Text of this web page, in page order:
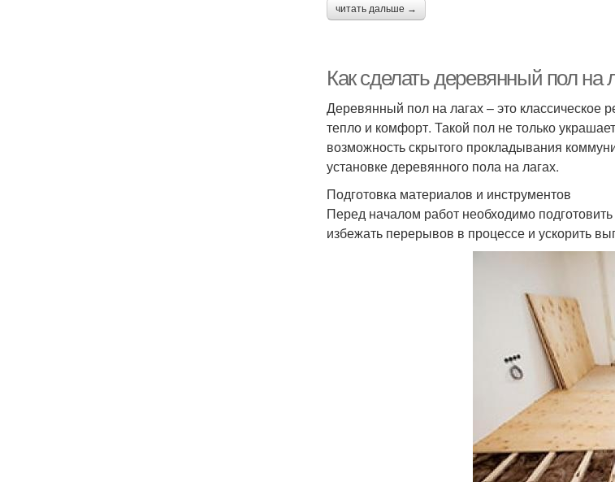
читать дальше →
Как сделать деревянный пол на
Деревянный пол на лагах – это классическое
тепло и комфорт. Такой пол не только
возможность скрытого прокладывания
установке деревянного пола на лагах.
Подготовка материалов и инструментов
Перед началом работ необходимо
избежать перерывов в процессе и ускорить